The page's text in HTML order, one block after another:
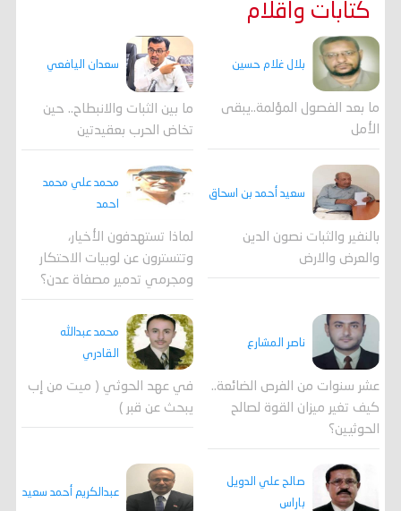
كتابات واقلام
بلال غلام حسين
ما بعد الفصول المؤلمة..يبقى
الأمل
سعدان اليافعي
ما بين الثبات والانبطاح.. حين
تخاض الحرب بعقيدتين
سعيد أحمد بن اسحاق
بالنفير والثبات نصون الدين
والعرض والارض
محمد علي محمد
احمد
لماذا تستهدفون الأخيار،
وتتسترون عن لوبيات الاحتكار
ومجرمي تدمير مصفاة عدن؟
ناصر المشارع
عشر سنوات من الفرص الضائعة..
كيف تغير ميزان القوة لصالح
الحوثيين؟
محمد عبدالله
القادري
في عهد الحوثي ( ميت من إب
يبحث عن قبر )
صالح علي الدويل
باراس
عبدالكريم أحمد سعيد